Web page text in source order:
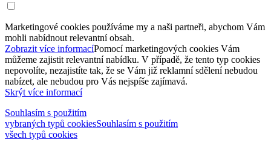
Marketingové cookies používáme my a naši partneři, abychom Vám
mohli nabídnout relevantní obsah.
Zobrazit více informacíPomocí marketingových cookies Vám
můžeme zajistit relevantní nabídku. V případě, že tento typ cookies
nepovolíte, nezajistíte tak, že se Vám již reklamní sdělení nebudou
nabízet, ale nebudou pro Vás nejspíše zajímavá.
Skrýt více informací
Souhlasím s použitím
vybraných typů cookiesSouhlasím s použitím
všech typů cookies